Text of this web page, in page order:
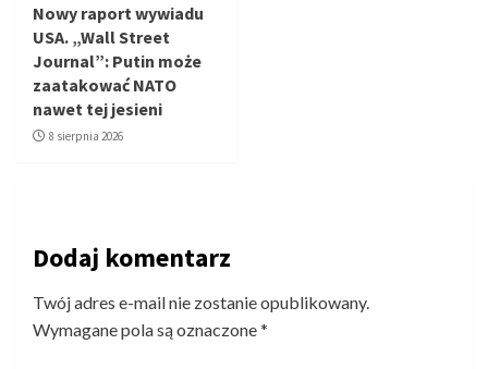
Nowy raport wywiadu
USA. „Wall Street
Journal”: Putin może
zaatakować NATO
nawet tej jesieni
8 sierpnia 2026
Dodaj komentarz
Twój adres e-mail nie zostanie opublikowany.
Wymagane pola są oznaczone*